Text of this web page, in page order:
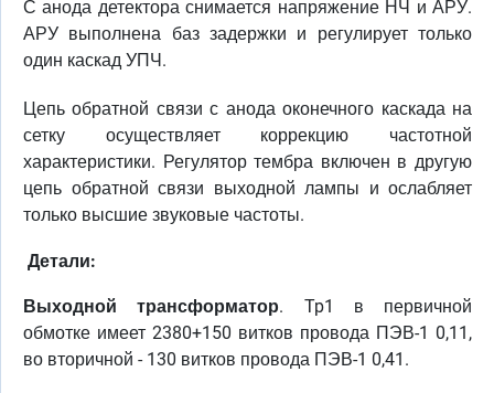
С анода детектора снимается напряжение НЧ и АРУ.
АРУ выполнена баз задержки и регулирует только
один каскад УПЧ.
Цепь обратной связи с анода оконечного каскада на
сетку осуществляет коррекцию частотной
характеристики. Регулятор тембра включен в другую
цепь обратной связи выходной лампы и ослабляет
только высшие звуковые частоты.
Детали:
Выходной трансформатор. Tp1 в первичной
обмотке имеет 2380+150 витков провода ПЭВ-1 0,11,
во вторичной - 130 витков провода ПЭВ-1 0,41.